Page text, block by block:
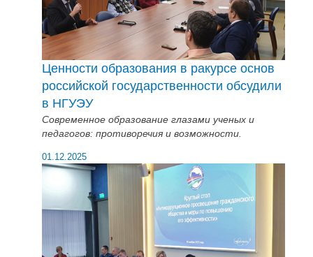
Ценности образования в ракурсе основ
российской государственности обсудили
в НГУЭУ
Современное образование глазами ученых и
педагогов: противоречия и возможности.
01.12.2025